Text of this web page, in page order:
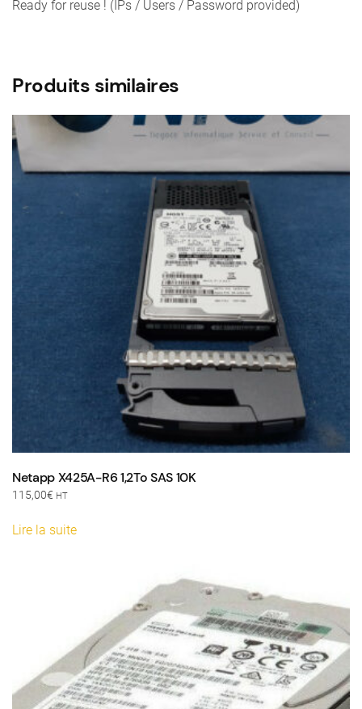
Ready for reuse ! (IPs / Users / Password provided)
Produits similaires
Netapp X425A-R6 1,2To SAS 10K
115,00€ HT
Lire la suite